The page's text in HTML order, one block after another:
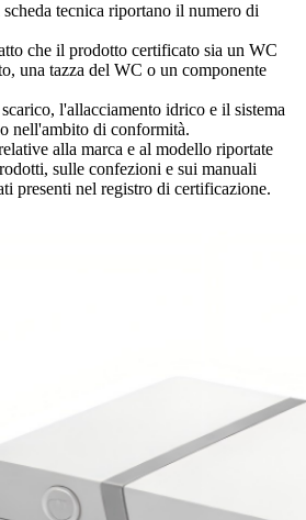
tecnica riportano il numero di
che il prodotto certificato sia un WC
una tazza del WC o un componente
l'allacciamento idrico e il sistema
nell'ambito di conformità.
alla marca e al modello riportate
sulle confezioni e sui manuali
presenti nel registro di certificazione.